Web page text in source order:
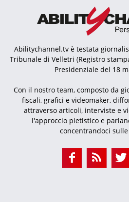
Abilitychannel.tv è testata
Tribunale di Velletri (Registro
Presidenziale del 18
Con il nostro team, composto da
fiscali, grafici e videomaker,
attraverso articoli, interviste e
l'approccio pietistico e
concentrandoci